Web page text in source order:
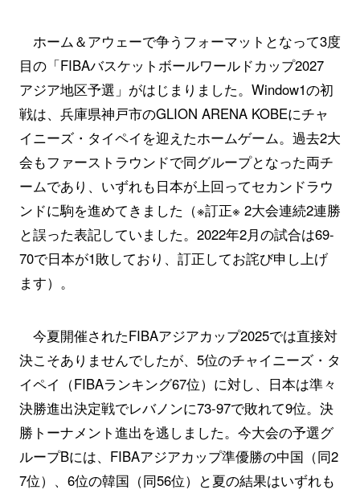
ホーム＆アウェーで争うフォーマットとなって3度
目の「FIBAバスケットボールワールドカップ2027
アジア地区予選」がはじまりました。Window1の初
戦は、兵庫県神戸市のGLION ARENA KOBEにチャ
イニーズ・タイペイを迎えたホームゲーム。過去2大
会もファーストラウンドで同グループとなった両チ
ームであり、いずれも日本が上回ってセカンドラウ
ンドに駒を進めてきました（※訂正※ 2大会連続2連勝
と誤った表記していました。2022年2月の試合は69-
70で日本が1敗しており、訂正してお詫び申し上げ
ます）。
今夏開催されたFIBAアジアカップ2025では直接対
決こそありませんでしたが、5位のチャイニーズ・タ
イペイ（FIBAランキング67位）に対し、日本は準々
決勝進出決定戦でレバノンに73-97で敗れて9位。決
勝トーナメント進出を逃しました。今大会の予選グ
ループBには、FIBAアジアカップ準優勝の中国（同2
7位）、6位の韓国（同56位）と夏の結果はいずれも